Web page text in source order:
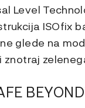
Level
ISOfix
glede na
znotraj